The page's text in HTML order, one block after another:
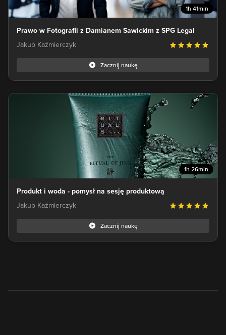
1h 41min
Prawo w Fotografii z Damianem Sawickim z SPG Legal
Jakub Kaźmierczyk
Zacznij naukę
1h 26min
Produkt i woda - pomysł na sesję produktową
Jakub Kaźmierczyk
Zacznij naukę